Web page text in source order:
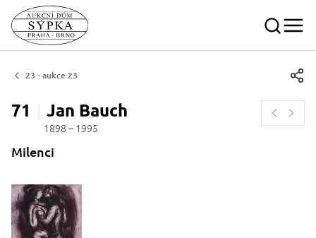
23 - aukce 23
71 Jan Bauch
1898 – 1995
Milenci